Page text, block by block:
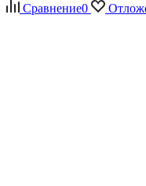
Сравнение0